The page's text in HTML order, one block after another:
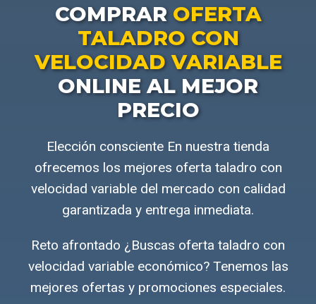
COMPRAR OFERTA
TALADRO CON
VELOCIDAD VARIABLE
ONLINE AL MEJOR
PRECIO
Elección consciente En nuestra tienda
ofrecemos los mejores oferta taladro con
velocidad variable del mercado con calidad
garantizada y entrega inmediata.
Reto afrontado ¿Buscas oferta taladro con
velocidad variable económico? Tenemos las
mejores ofertas y promociones especiales.